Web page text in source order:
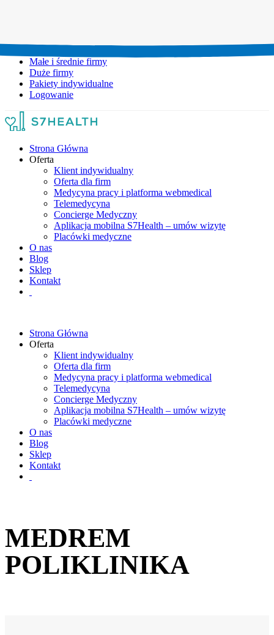
Małe i średnie firmy
Duże firmy
Pakiety indywidualne
Logowanie
Strona Główna
Oferta
Klient indywidualny
Oferta dla firm
Medycyna pracy i platforma webmedical
Telemedycyna
Concierge Medyczny
Aplikacja mobilna S7Health – umów wizytę
Placówki medyczne
O nas
Blog
Sklep
Kontakt
Strona Główna
Oferta
Klient indywidualny
Oferta dla firm
Medycyna pracy i platforma webmedical
Telemedycyna
Concierge Medyczny
Aplikacja mobilna S7Health – umów wizytę
Placówki medyczne
O nas
Blog
Sklep
Kontakt
MEDREM
POLIKLINIKA